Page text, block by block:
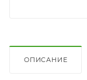
ОПИСАНИЕ